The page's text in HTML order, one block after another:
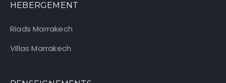
HEBERGEMENT
Riads Marrakech
Villas Marrakech